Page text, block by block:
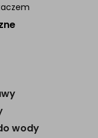
wody